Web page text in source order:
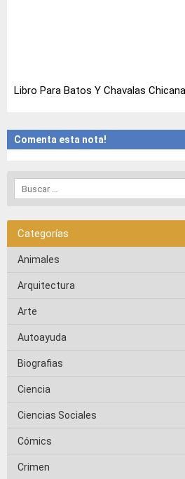
Libro Para Batos Y Chavalas
Comenta esta nota!
Categorías
Animales
Arquitectura
Arte
Autoayuda
Biografias
Ciencia
Ciencias Sociales
Cómics
Crimen